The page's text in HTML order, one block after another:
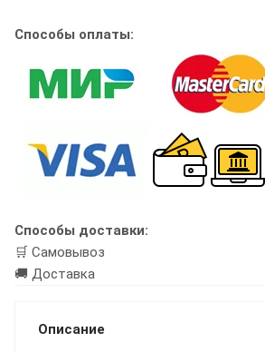
Способы оплаты:
Способы доставки:
🛒 Самовывоз
🚚 Доставка
Описание